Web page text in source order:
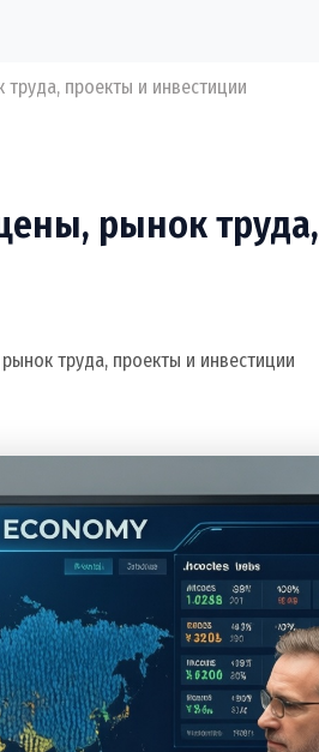
проекты и инвестиции
рынок труда,
труда, проекты и инвестиции